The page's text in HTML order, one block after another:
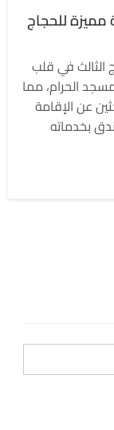
مميزة للحجاج
الثالث في قلب
الحرام، مما
عن الإقامة
بخدماته